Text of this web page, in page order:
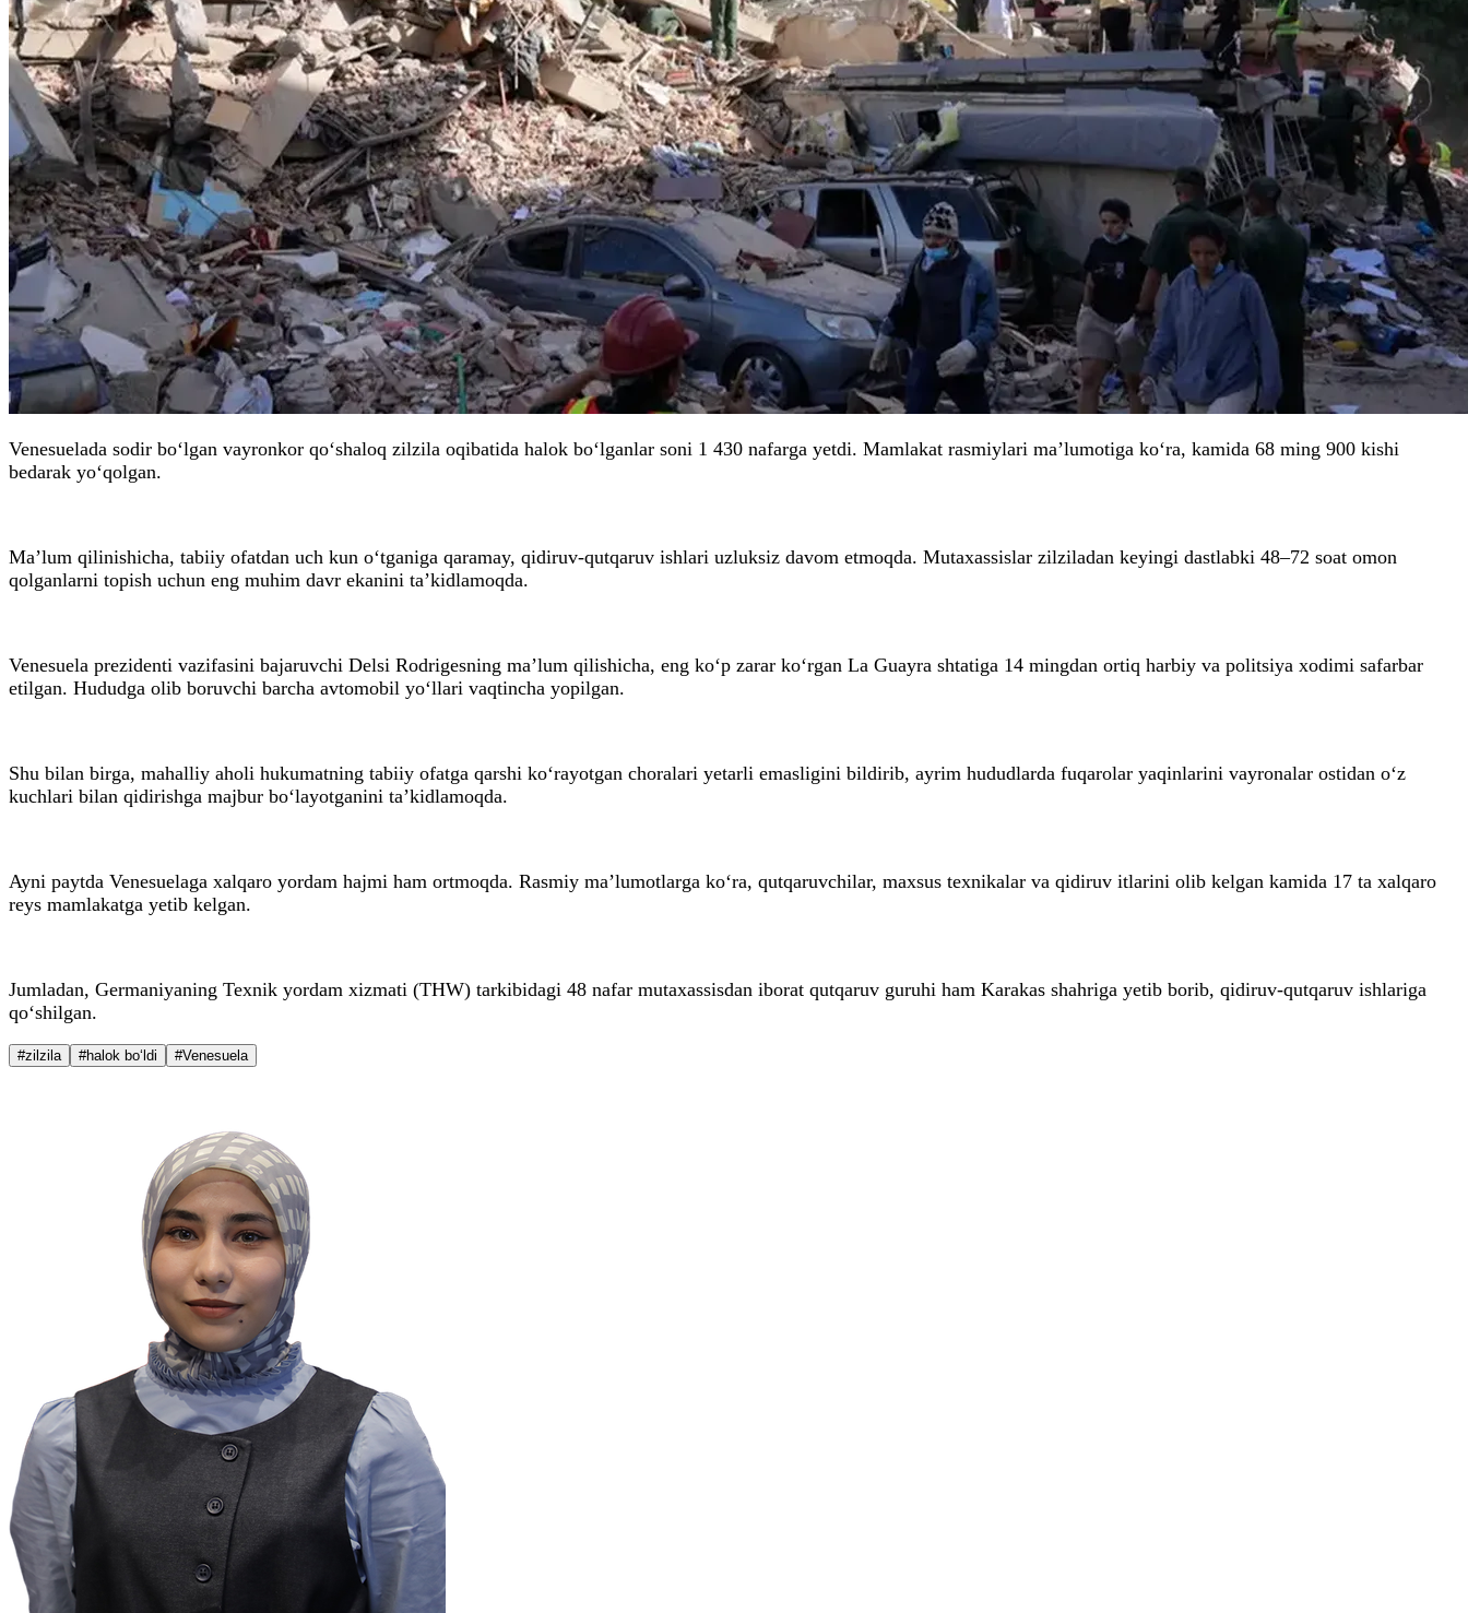
Venesuelada sodir bo‘lgan vayronkor qo‘shaloq zilzila oqibatida halok bo‘lganlar soni 1 430 nafarga yetdi. Mamlakat rasmiylari ma’lumotiga ko‘ra, kamida 68 ming 900 kishi
bedarak yo‘qolgan.
Ma’lum qilinishicha, tabiiy ofatdan uch kun o‘tganiga qaramay, qidiruv-qutqaruv ishlari uzluksiz davom etmoqda. Mutaxassislar zilziladan keyingi dastlabki 48–72 soat omon
qolganlarni topish uchun eng muhim davr ekanini ta’kidlamoqda.
Venesuela prezidenti vazifasini bajaruvchi Delsi Rodrigesning ma’lum qilishicha, eng ko‘p zarar ko‘rgan La Guayra shtatiga 14 mingdan ortiq harbiy va politsiya xodimi safarbar
etilgan. Hududga olib boruvchi barcha avtomobil yo‘llari vaqtincha yopilgan.
Shu bilan birga, mahalliy aholi hukumatning tabiiy ofatga qarshi ko‘rayotgan choralari yetarli emasligini bildirib, ayrim hududlarda fuqarolar yaqinlarini vayronalar ostidan o‘z
kuchlari bilan qidirishga majbur bo‘layotganini ta’kidlamoqda.
Ayni paytda Venesuelaga xalqaro yordam hajmi ham ortmoqda. Rasmiy ma’lumotlarga ko‘ra, qutqaruvchilar, maxsus texnikalar va qidiruv itlarini olib kelgan kamida 17 ta xalqaro
reys mamlakatga yetib kelgan.
Jumladan, Germaniyaning Texnik yordam xizmati (THW) tarkibidagi 48 nafar mutaxassisdan iborat qutqaruv guruhi ham Karakas shahriga yetib borib, qidiruv-qutqaruv ishlariga
qo‘shilgan.
#zilzila #halok bo‘ldi #Venesuela